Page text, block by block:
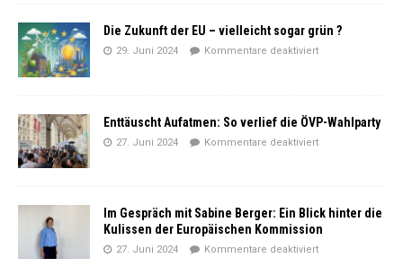
Die Zukunft der EU – vielleicht sogar grün ?
29. Juni 2024 Kommentare deaktiviert
Enttäuscht Aufatmen: So verlief die ÖVP-Wahlparty
27. Juni 2024 Kommentare deaktiviert
Im Gespräch mit Sabine Berger: Ein Blick hinter die
Kulissen der Europäischen Kommission
27. Juni 2024 Kommentare deaktiviert